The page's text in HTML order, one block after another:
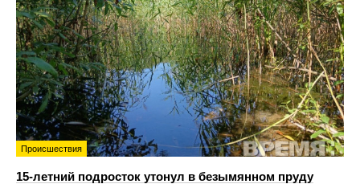
Происшествия
15-летний подросток утонул в безымянном пруду